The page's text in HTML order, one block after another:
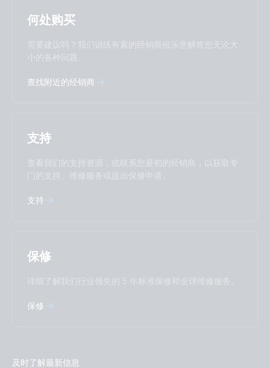
中國人
Čeština
Español
Suomalainen
Svenska
Türkçe
Ελληνικά
Stay up to date
Subscribe
何处购买
需要建议吗？我们训练有素的经销商很乐意解答您无论大
小的各种问题。
查找附近的经销商
支持
查看我们的支持资源，或联系您最初的经销商，以获取专
门的支持、维修服务或提出保修申请。
支持
保修
详细了解我们行业领先的 5 年标准保修和全球维修服务。
保修
及时了解最新信息